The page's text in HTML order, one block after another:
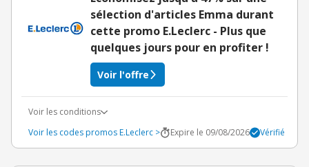
sélection d'articles Emma durant
cette promo E.Leclerc - Plus que
quelques jours pour en profiter !
Voir l'offre
Voir les conditions
Voir les codes promos E.Leclerc >
Expire le 09/08/2026 Vérifié